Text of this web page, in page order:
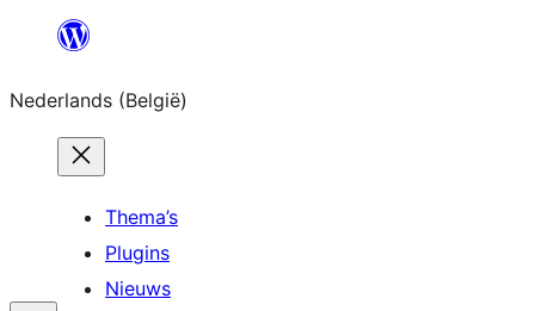
Spring
de
inhoud
Nederlands (België)
Thema’s
Plugins
Nieuws